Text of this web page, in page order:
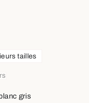
tailles
gris